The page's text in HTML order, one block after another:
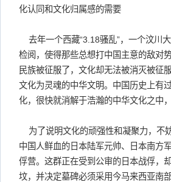
化认同和文化归属感的需要
去年一个西藏“3.18骚乱”，一个汶川
检阅，使得那些总想打中国主意的敌对
民族被征服了，文化却无法被消灭被征
文化为灵魂的中华文明。中国历史上有
化，很快就消解于浩瀚的中华文化之中
为了说明文化的顽强性和凝聚力，不
中国人鲜血的日本陆军元帅、日本南方
俘营。这群正在受到公审的日本战俘，
坟，并决定墓碑必须采用今马来西亚南